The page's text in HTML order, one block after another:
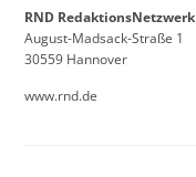
RND
August-Madsack-Straße 1
30559 Hannover
www.rnd.de